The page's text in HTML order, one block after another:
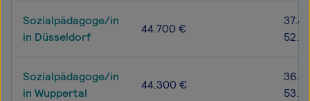
Sozialpädagoge/in
in Düsseldorf
44.700 €
Sozialpädagoge/in
in Wuppertal
44.300 €